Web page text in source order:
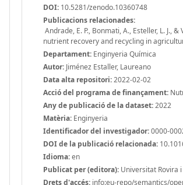
DOI: 10.5281/zenodo.10360748
Publicacions relacionades:
Andrade, E. P., Bonmati, A., Esteller, L.
nutrient recovery and recycling in
Departament: Enginyeria Química
Autor: Jiménez Estaller, Laureano
Data alta repositori:2022-02-02
Acció del programa de finançament:
Any de publicació de la dataset:2022
Matèria: Enginyeria
Identificador del investigador:0000-
DOI de la publicació relacionada:
Idioma:en
Publicat per (editora): Universitat Rovira i
Drets d'accés: info:eu-repo/semantics/